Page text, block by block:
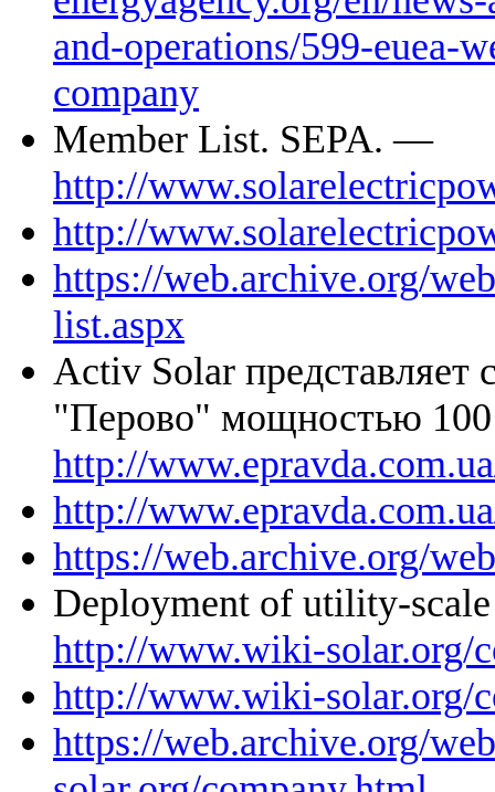
and-operations/599-euea-
company
Member List. SEPA. —
http://
http://
https://web.archive.org/
list.aspx
Activ Solar представляет
"Перово" мощностью
http://
http://
https://web.archive.org/
Deployment of utility-
http://www.wiki-solar.org/
http://www.wiki-solar.org/
https://web.archive.org/